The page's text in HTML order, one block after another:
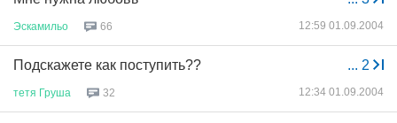
Эскамильо 66 12:59 01.09.2004
... 2
Подскажете как поступить??
тетя Груша 32 12:34 01.09.2004